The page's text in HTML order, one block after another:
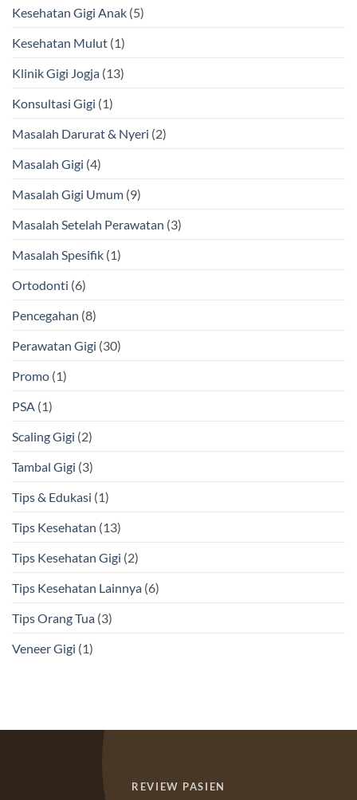
Kesehatan Gigi Anak (5)
Kesehatan Mulut (1)
Klinik Gigi Jogja (13)
Konsultasi Gigi (1)
Masalah Darurat & Nyeri (2)
Masalah Gigi (4)
Masalah Gigi Umum (9)
Masalah Setelah Perawatan (3)
Masalah Spesifik (1)
Ortodonti (6)
Pencegahan (8)
Perawatan Gigi (30)
Promo (1)
PSA (1)
Scaling Gigi (2)
Tambal Gigi (3)
Tips & Edukasi (1)
Tips Kesehatan (13)
Tips Kesehatan Gigi (2)
Tips Kesehatan Lainnya (6)
Tips Orang Tua (3)
Veneer Gigi (1)
REVIEW PASIEN